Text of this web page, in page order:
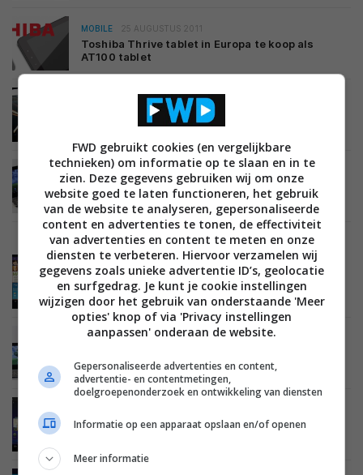
MOBILE 25 AUGUSTUS 2011
Toshiba Thrive tablet in Europa te koop als
AT100 tablet
23 AUGUSTUS 2011
Sony’s S1 Android tablet krijgt de naam Tablet S
MOBILE
Video: ASUS Eee Pad Slider vs Acer Iconia Tab
A500
MOBILE 15 AUGUSTUS 2011
Samsung Galaxy Tab 10.1 vanaf morgen te koop
in Nederland
MOBILE 12 AUGUSTUS 2011
Transformer (video)
Motorola Xoom Android 3.1 update nu
FWD gebruikt cookies (en vergelijkbare
technieken) om informatie op te slaan en in te
zien. Deze gegevens gebruiken wij om onze
website goed te laten functioneren, het gebruik
van de website te analyseren, gepersonaliseerde
content en advertenties te tonen, de effectiviteit
van advertenties en content te meten en onze
diensten te verbeteren. Hiervoor verzamelen wij
gegevens zoals unieke advertentie ID’s, geolocatie
en surfgedrag. Je kunt je cookie instellingen
wijzigen door het gebruik van onderstaande 'Meer
opties' knop of via 'Privacy instellingen
aanpassen' onderaan de website.
Gepersonaliseerde advertenties en content,
advertentie- en contentmetingen,
doelgroepenonderzoek en ontwikkeling van diensten
Informatie op een apparaat opslaan en/of openen
Meer informatie